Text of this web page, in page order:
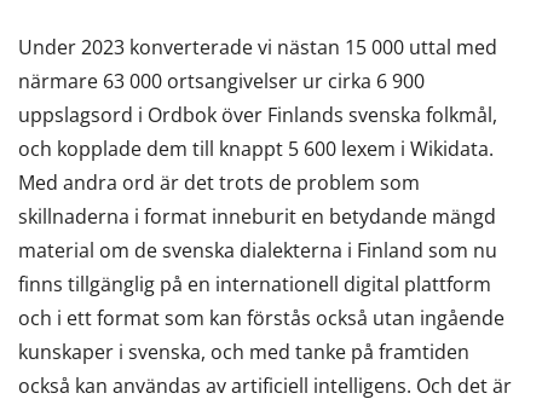
Under 2023 konverterade vi nästan 15 000 uttal med
närmare 63 000 ortsangivelser ur cirka 6 900
uppslagsord i Ordbok över Finlands svenska folkmål,
och kopplade dem till knappt 5 600 lexem i Wikidata.
Med andra ord är det trots de problem som
skillnaderna i format inneburit en betydande mängd
material om de svenska dialekterna i Finland som nu
finns tillgänglig på en internationell digital plattform
och i ett format som kan förstås också utan ingående
kunskaper i svenska, och med tanke på framtiden
också kan användas av artificiell intelligens. Och det är